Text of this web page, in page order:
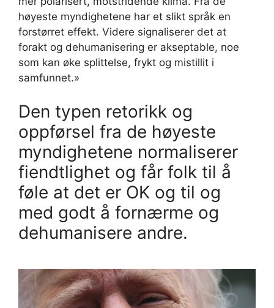
høyeste myndighetene har et slikt språk en
forstørret effekt. Videre signaliserer det at
forakt og dehumanisering er akseptable, noe
som kan øke splittelse, frykt og mistillit i
samfunnet.»
Den typen retorikk og
oppførsel fra de høyeste
myndighetene normaliserer
fiendtlighet og får folk til å
føle at det er OK og til og
med godt å fornærme og
dehumanisere andre.